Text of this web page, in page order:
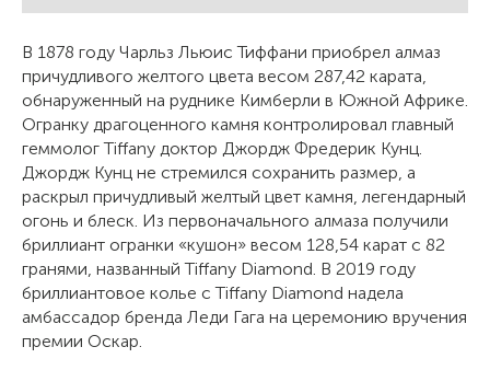
В 1878 году Чарльз Льюис Тиффани приобрел алмаз
причудливого желтого цвета весом 287,42 карата,
обнаруженный на руднике Кимберли в Южной Африке.
Огранку драгоценного камня контролировал главный
геммолог Tiffany доктор Джордж Фредерик Кунц.
Джордж Кунц не стремился сохранить размер, а
раскрыл причудливый желтый цвет камня, легендарный
огонь и блеск. Из первоначального алмаза получили
бриллиант огранки «кушон» весом 128,54 карат с 82
гранями, названный Tiffany Diamond. В 2019 году
бриллиантовое колье с Tiffany Diamond надела
амбассадор бренда Леди Гага на церемонию вручения
премии Оскар.